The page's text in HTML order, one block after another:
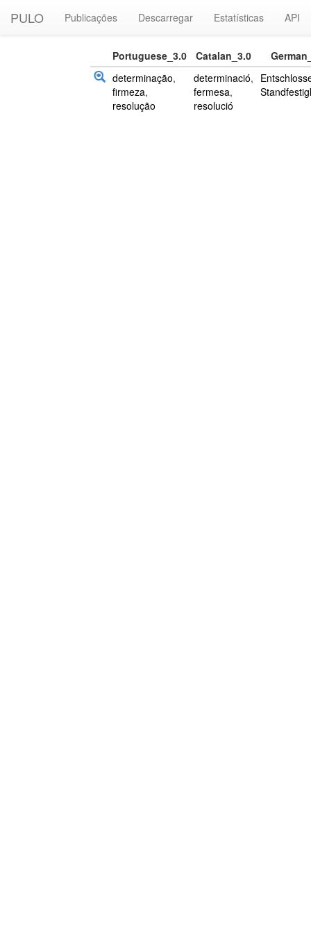
PULO Publicações Descarregar Estatísticas API
Portuguese_3.0 Catalan_3.0
determinação,
firmeza,
resolução
determinació,
fermesa,
resolució